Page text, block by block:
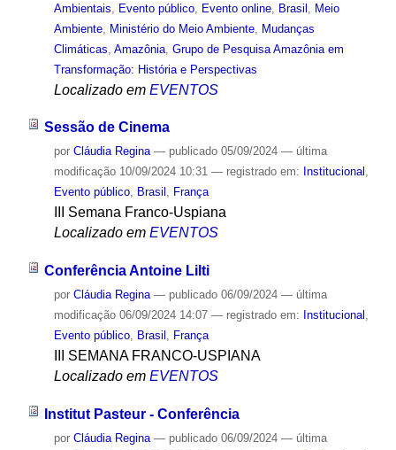
Ambientais
Evento público, Evento online, Brasil
Meio
Ambiente, Ministério do Meio Ambiente, Mudanças
Climáticas Amazônia, Grupo de Pesquisa Amazônia em
Transformação: História e Perspectivas
Localizado em EVENTOS
Sessão de Cinema
por Cláudia Regina — publicado05/09/2024 — última
modificação10/09/2024 10:31 — registrado em: Institucional ,
Evento público, Brasil , França
III Semana Franco-Uspiana
Localizado em EVENTOS
Conferência Antoine Lilti
por Cláudia Regina — publicado06/09/2024 — última
modificação06/09/2024 14:07 — registrado em: Institucional ,
Evento público, Brasil , França
III SEMANA FRANCO-USPIANA
Localizado em EVENTOS
Institut Pasteur - Conferência
por Cláudia Regina — publicado06/09/2024 — última